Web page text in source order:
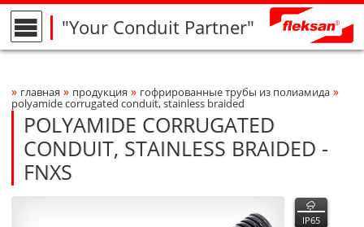
"Your Conduit Partner"
Breadcrumbs Navigation
» главная » продукция » гофрированные трубы из полиамида »
polyamide corrugated conduit, stainless braided
POLYAMIDE CORRUGATED
CONDUIT, STAINLESS BRAIDED -
FNXS
FNXS
FNXS функции
IP65